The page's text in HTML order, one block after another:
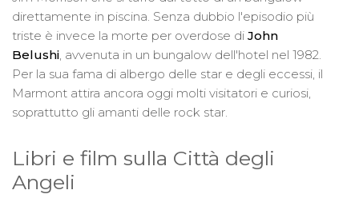
direttamente in piscina. Senza dubbio l'episodio più
triste è invece la morte per overdose di John
Belushi , avvenuta in un bungalow dell'hotel nel 1982.
Per la sua fama di albergo delle star e degli eccessi, il
Marmont attira ancora oggi molti visitatori e curiosi,
soprattutto gli amanti delle rock star.
Libri e film sulla Città degli
Angeli